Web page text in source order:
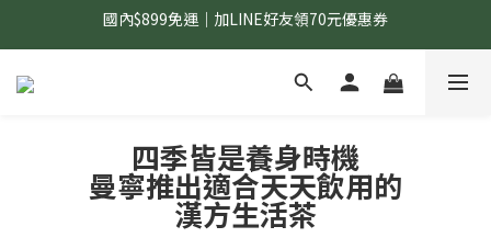
國內$899免運｜加LINE好友領70元優惠券
國內$899免運｜加LINE好友領70元優惠券
訂單滿$1,200｜送好日隨行冷水瓶 (贈完為止)
四季皆是養身時機
曼寧推出適合天天飲用的
漢方生活茶